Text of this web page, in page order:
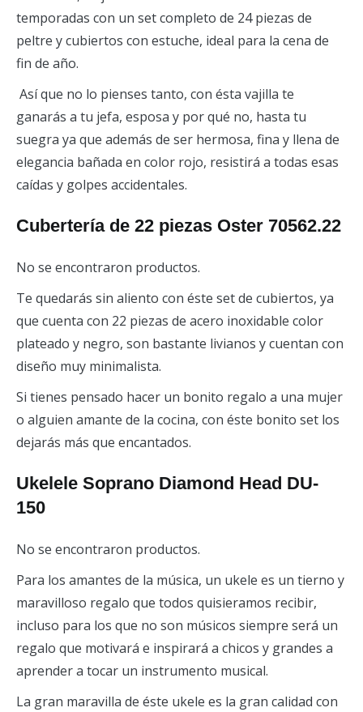
temporadas con un set completo de 24 piezas de
peltre y cubiertos con estuche, ideal para la cena de
fin de año.
Así que no lo pienses tanto, con ésta vajilla te
ganarás a tu jefa, esposa y por qué no, hasta tu
suegra ya que además de ser hermosa, fina y llena de
elegancia bañada en color rojo, resistirá a todas esas
caídas y golpes accidentales.
Cubertería de 22 piezas Oster 70562.22
No se encontraron productos.
Te quedarás sin aliento con éste set de cubiertos, ya
que cuenta con 22 piezas de acero inoxidable color
plateado y negro, son bastante livianos y cuentan con
diseño muy minimalista.
Si tienes pensado hacer un bonito regalo a una mujer
o alguien amante de la cocina, con éste bonito set los
dejarás más que encantados.
Ukelele Soprano Diamond Head DU-
150
No se encontraron productos.
Para los amantes de la música, un ukele es un tierno y
maravilloso regalo que todos quisieramos recibir,
incluso para los que no son músicos siempre será un
regalo que motivará e inspirará a chicos y grandes a
aprender a tocar un instrumento musical.
La gran maravilla de éste ukele es la gran calidad con